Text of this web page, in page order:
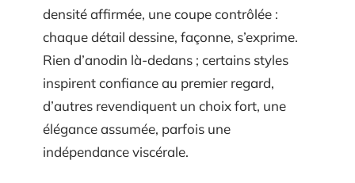
densité affirmée, une coupe contrôlée :
chaque détail dessine, façonne, s’exprime.
Rien d’anodin là-dedans ; certains styles
inspirent confiance au premier regard,
d’autres revendiquent un choix fort, une
élégance assumée, parfois une
indépendance viscérale.